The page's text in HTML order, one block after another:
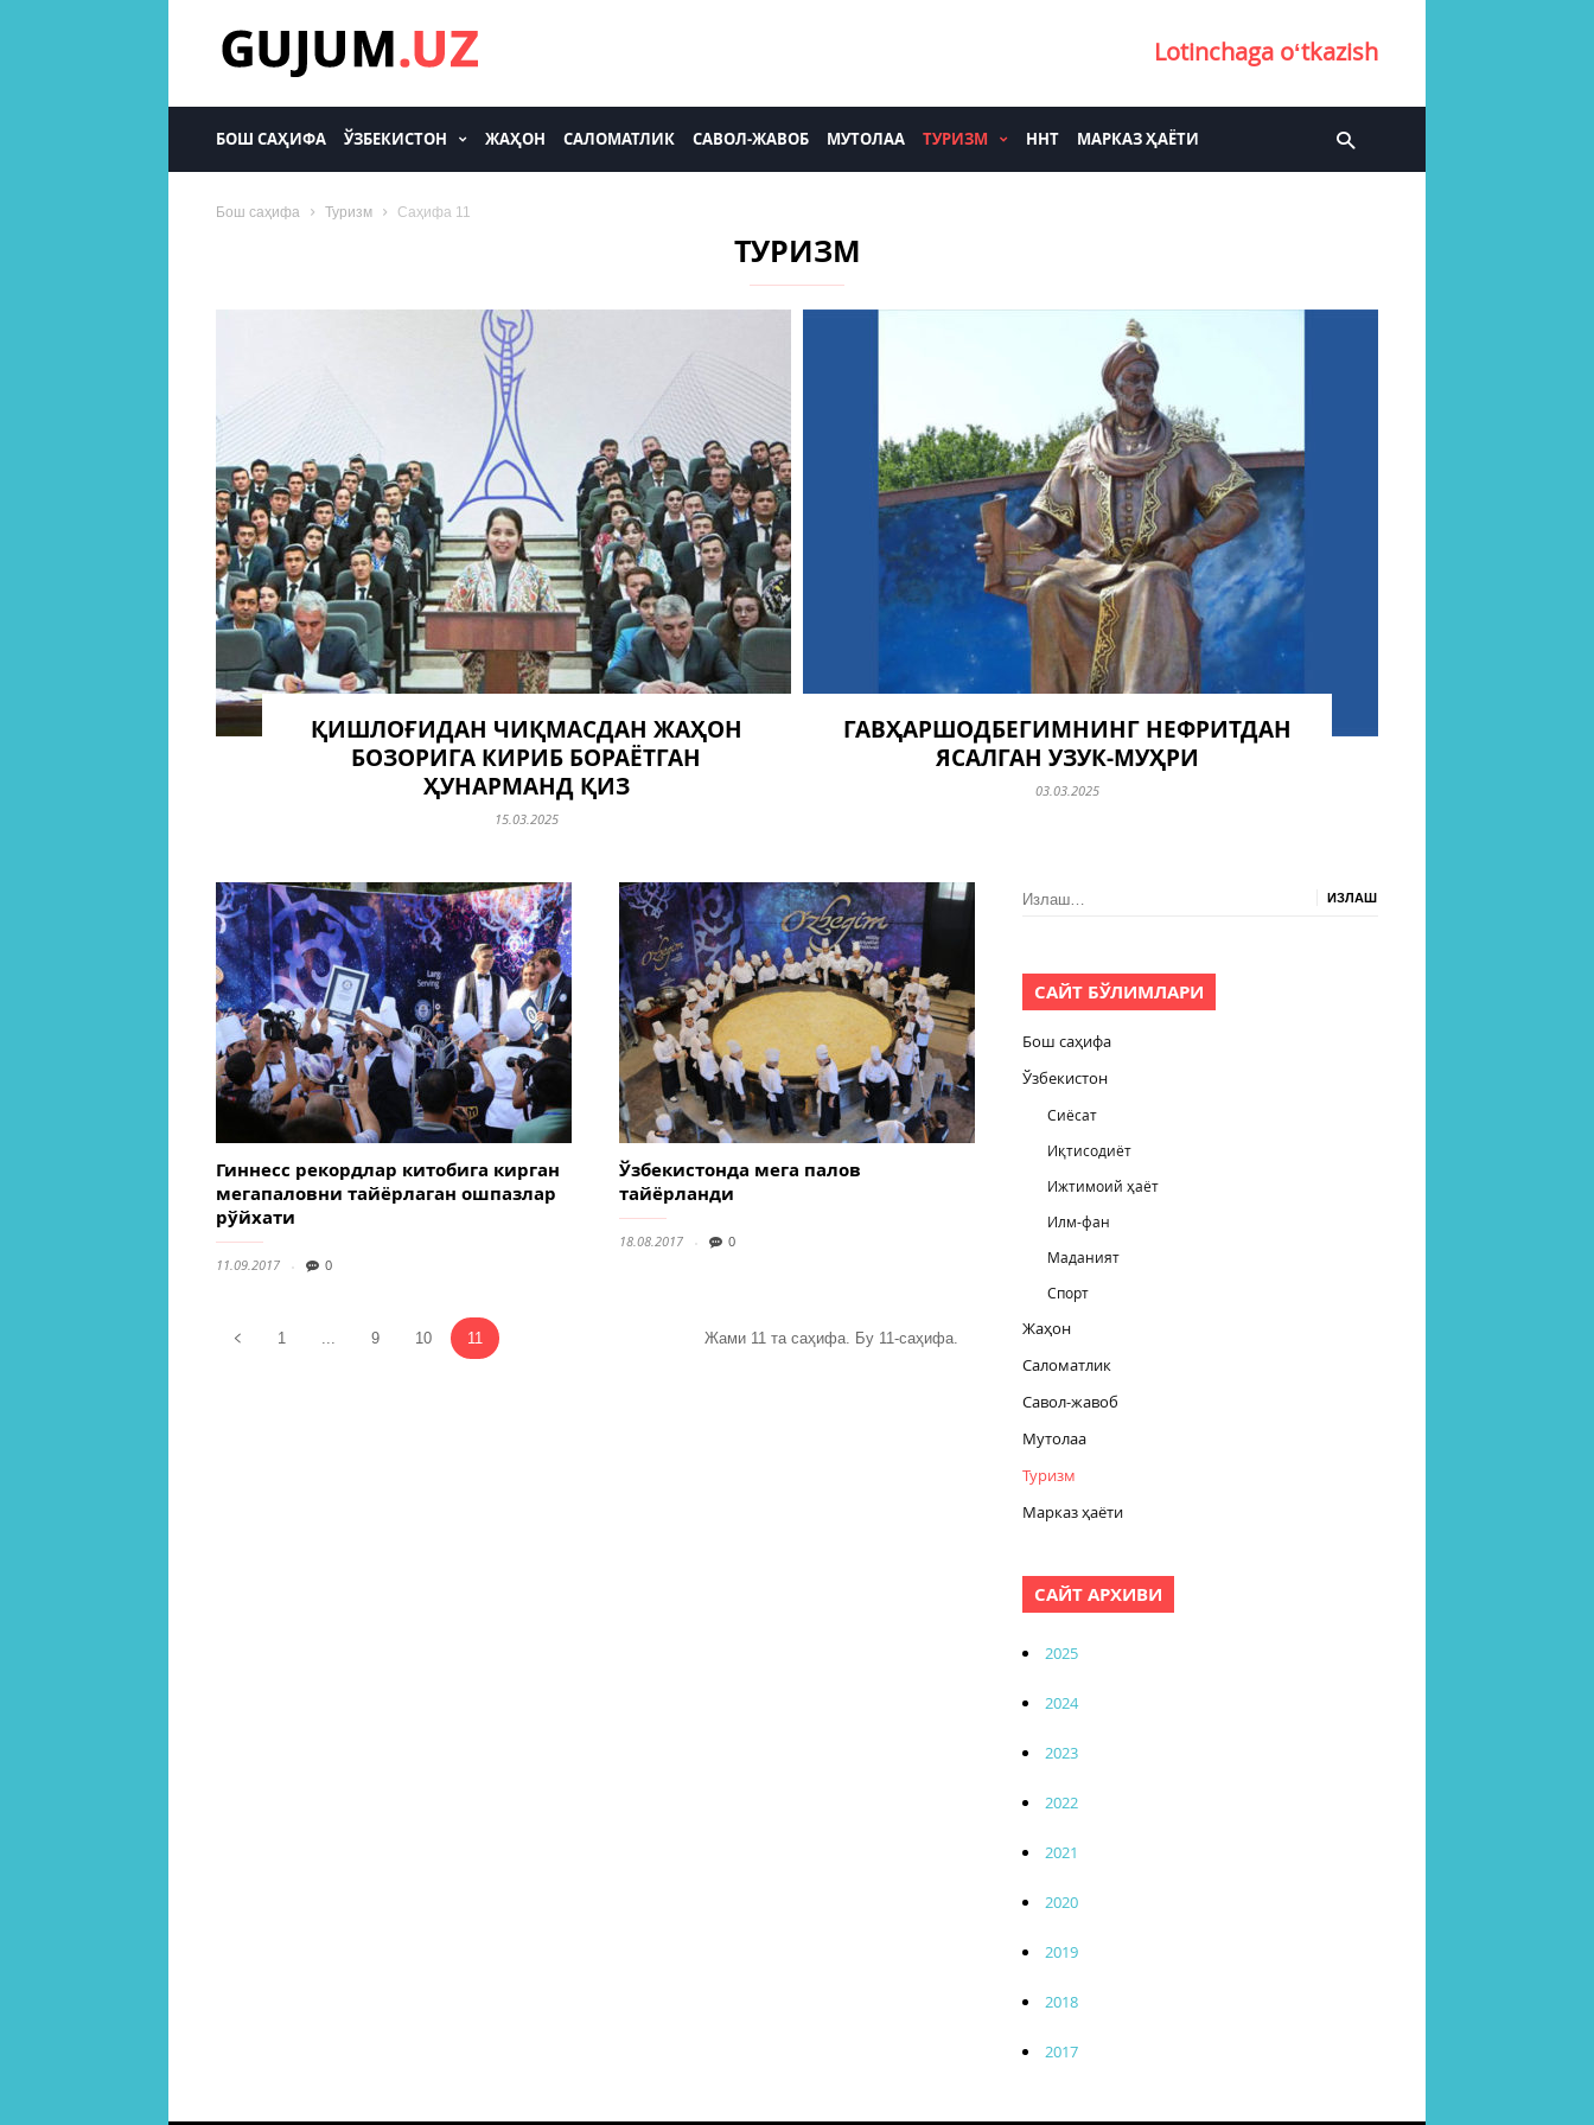
Lotinchaga oʻtkazish
БОШ САҲИФА ЎЗБЕКИСТОН ЖАҲОН САЛОМАТЛИК САВОЛ-ЖАВОБ МУТОЛАА ТУРИЗМ ННТ МАРКАЗ ҲАЁТИ
Бош саҳифа Туризм Саҳифа 11
ТУРИЗМ
ҚИШЛОҒИДАН ЧИҚМАСДАН ЖАҲОН
БОЗОРИГА КИРИБ БОРАЁТГАН
ҲУНАРМАНД ҚИЗ
15.03.2025
ГАВҲАРШОДБЕГИМНИНГ НЕФРИТДАН
ЯСАЛГАН УЗУК-МУҲРИ
03.03.2025
Гиннесс рекордлар китобига кирган
мегапаловни тайёрлаган ошпазлар
рўйхати
11.09.2017 0
Ўзбекистонда мега палов
тайёрланди
18.08.2017 0
1 9 10 11 Жами 11 та саҳифа. Бу 11-саҳифа.
Излаш:
САЙТ БЎЛИМЛАРИ
Бош саҳифа
Ўзбекистон
Сиёсат
Иқтисодиёт
Ижтимоий ҳаёт
Илм-фан
Маданият
Спорт
Жаҳон
Саломатлик
Савол-жавоб
Мутолаа
Туризм
Марказ ҳаёти
САЙТ АРХИВИ
2025
2024
2023
2022
2021
2020
2019
2018
2017